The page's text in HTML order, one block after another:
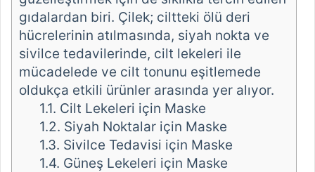
gıdalardan biri. Çilek; ciltteki ölü deri
hücrelerinin atılmasında, siyah nokta ve
sivilce tedavilerinde, cilt lekeleri ile
mücadelede ve cilt tonunu eşitlemede
oldukça etkili ürünler arasında yer alıyor.
1.1. Cilt Lekeleri için Maske
1.2. Siyah Noktalar için Maske
1.3. Sivilce Tedavisi için Maske
1.4. Güneş Lekeleri için Maske